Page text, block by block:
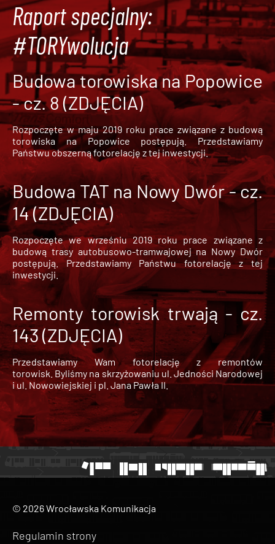
Raport specjalny:
#TORYwolucja
Budowa torowiska na Popowice
- cz. 8 (ZDJĘCIA)
Rozpoczęte w maju 2019 roku prace związane z budową
torowiska na Popowice
postępują. Przedstawiamy
Państwu obszerną fotorelację z tej inwestycji.
Budowa TAT na Nowy Dwór - cz.
14 (ZDJĘCIA)
Rozpoczęte we wrześniu 2019 roku prace związane z
budową trasy autobusowo-tramwajowej na Nowy Dwór
postępują. Przedstawiamy Państwu fotorelację z tej
inwestycji.
Remonty torowisk trwają - cz.
143 (ZDJĘCIA)
Przedstawiamy Wam fotorelację z remontów
torowisk. Byliśmy na skrzyżowaniu ul. Jedności Narodowej
i ul. Nowowiejskiej i pl. Jana Pawła II.
© 2026 Wrocławska Komunikacja
Regulamin strony